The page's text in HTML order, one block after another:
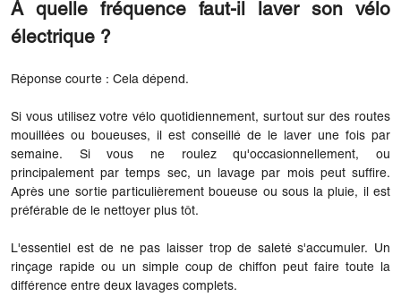
À quelle fréquence faut-il laver son vélo
électrique ?
Réponse courte : Cela dépend.
Si vous utilisez votre vélo quotidiennement, surtout sur des routes
mouillées ou boueuses, il est conseillé de le laver une fois par
semaine. Si vous ne roulez qu'occasionnellement, ou
principalement par temps sec, un lavage par mois peut suffire.
Après une sortie particulièrement boueuse ou sous la pluie, il est
préférable de le nettoyer plus tôt.
L'essentiel est de ne pas laisser trop de saleté s'accumuler. Un
rinçage rapide ou un simple coup de chiffon peut faire toute la
différence entre deux lavages complets.